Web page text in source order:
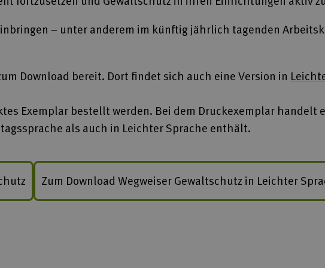
– unter anderem im künftig jährlich tagenden
Download bereit. Dort findet sich auch eine Version in
Exemplar bestellt werden. Bei dem Druckexemplar handelt
als auch in Leichter Sprache enthält.
Zum Download Wegweiser Gewaltschutz in Leichter